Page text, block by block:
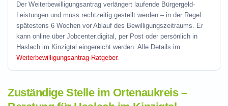
Der Weiterbewilligungsantrag verlängert laufende Bürgergeld-
Leistungen und muss rechtzeitig gestellt werden – in der Regel
spätestens 6 Wochen vor Ablauf des Bewilligungszeitraums. Er
kann online über Jobcenter.digital, per Post oder persönlich in
Haslach im Kinzigtal eingereicht werden. Alle Details im
Weiterbewilligungsantrag-Ratgeber.
Zuständige Stelle im Ortenaukreis –